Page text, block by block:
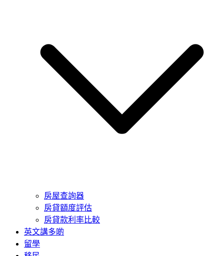
房屋查詢器
房貸額度評估
房貸款利率比較
英文講多啲
留學